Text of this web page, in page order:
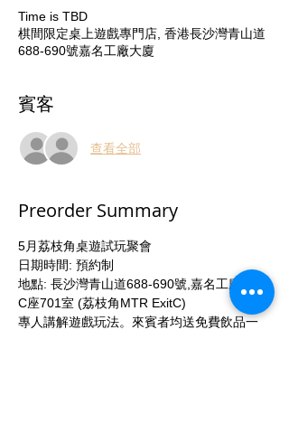
Time is TBD
棋間限定桌上遊戲專門店, 香港長沙灣青山道
688-690號嘉名工廠大廈
賓客
查看全部
Preorder Summary
5月荔枝角桌遊試玩聚會
日期時間: 預約制
地點: 長沙灣青山道688-690號,嘉名工廠大廈
C座701室 (荔枝角MTR ExitC)
專人講解遊戲玩法。來賓者均送免費飲品一